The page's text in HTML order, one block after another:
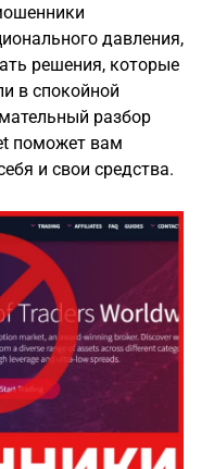
давления,
решения, которые
в спокойной
разбор
поможет вам
и свои средства.